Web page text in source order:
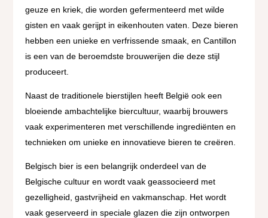
geuze en kriek, die worden gefermenteerd met wilde
gisten en vaak gerijpt in eikenhouten vaten. Deze bieren
hebben een unieke en verfrissende smaak, en Cantillon
is een van de beroemdste brouwerijen die deze stijl
produceert.
Naast de traditionele bierstijlen heeft België ook een
bloeiende ambachtelijke biercultuur, waarbij brouwers
vaak experimenteren met verschillende ingrediënten en
technieken om unieke en innovatieve bieren te creëren.
Belgisch bier is een belangrijk onderdeel van de
Belgische cultuur en wordt vaak geassocieerd met
gezelligheid, gastvrijheid en vakmanschap. Het wordt
vaak geserveerd in speciale glazen die zijn ontworpen